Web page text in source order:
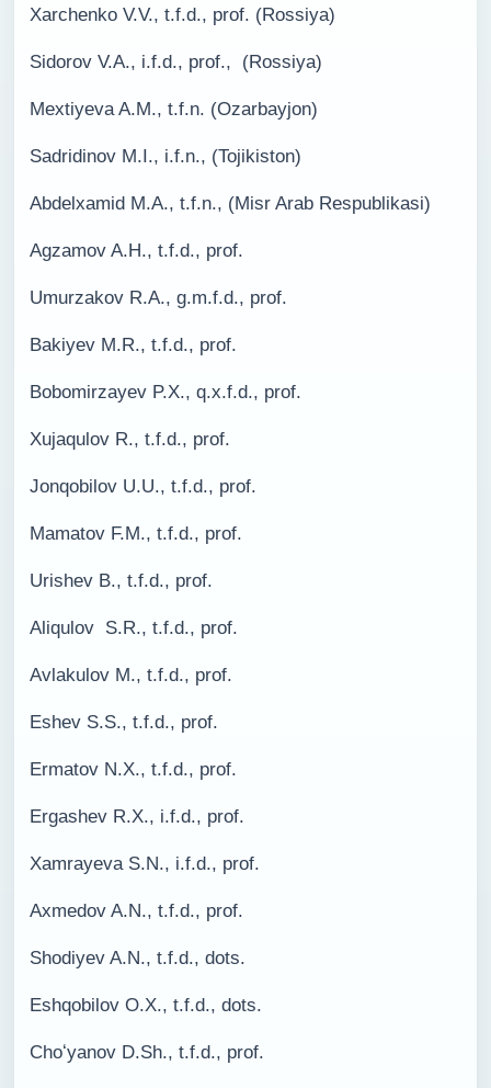
Xarchenko V.V., t.f.d., prof. (Rossiya)
Sidorov V.A., i.f.d., prof., (Rossiya)
Mextiyeva A.M., t.f.n. (Ozarbayjon)
Sadridinov M.I., i.f.n., (Tojikiston)
Abdelxamid M.A., t.f.n., (Misr Arab Respublikasi)
Agzamov A.H., t.f.d., prof.
Umurzakov R.A., g.m.f.d., prof.
Bakiyev M.R., t.f.d., prof.
Bobomirzayev P.X., q.x.f.d., prof.
Xujaqulov R., t.f.d., prof.
Jonqobilov U.U., t.f.d., prof.
Mamatov F.M., t.f.d., prof.
Urishev B., t.f.d., prof.
Aliqulov S.R., t.f.d., prof.
Avlakulov M., t.f.d., prof.
Eshev S.S., t.f.d., prof.
Ermatov N.X., t.f.d., prof.
Ergashev R.X., i.f.d., prof.
Xamrayeva S.N., i.f.d., prof.
Axmedov A.N., t.f.d., prof.
Shodiyev A.N., t.f.d., dots.
Eshqobilov O.X., t.f.d., dots.
Choʻyanov D.Sh., t.f.d., prof.